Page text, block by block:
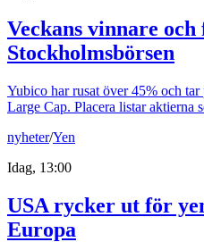
Veckans vinnare
Stockholmsbörsen
Yubico har rusat över 45% och tar
Large Cap. Placera listar aktierna
nyheter/Yen
Idag, 13:00
USA rycker ut för
Europa